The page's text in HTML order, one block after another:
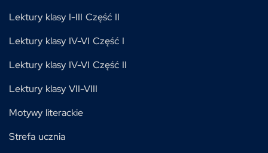
Lektury klasy I-III Część II
Lektury klasy IV-VI Część I
Lektury klasy IV-VI Część II
Lektury klasy VII-VIII
Motywy literackie
Strefa ucznia